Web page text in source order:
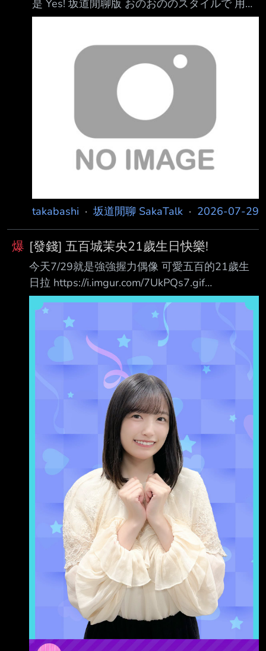
是 Yes! 坂道閒聊版 おのおののスタイルで 用各
自不同的風格 ようこそ これからいいとこ 歡迎
www) Yes! Yes! Yes! SakaTaaaaaaaaaaaalk!
https://i.meee.com.tw/m3Zv1Bt.jpg 聊坂道就對
了嘛 要偷渡啥開閉的 這裡不喜歡咩 但說真的 貴
老師您最近開的課 其實都蠻無聊的 人數這東西
阿不就看運營或唱片公司怎麼安排 啥人數都嘛
好 細水長流
takabashi · 坂道閒聊 SakaTalk · 2026-07-29
爆 [發錢] 五百城茉央21歲生日快樂!
今天7/29就是強強握力偶像 可愛五百的21歲生
日拉 https://i.imgur.com/7UkPQs7.gif
https://imgur.com/jV6Rg3F.jpg
https://imgur.com/FCdVpua.jpg 去年生日沒多久
就公佈了參演出演了indigo la End 15周年的紀念
影片 episode1 https://youtu.be/IFyVsfL4KtQ?
si=imjvQfhAdu_fdS7G episode2
https://youtu.be/QwPb4mrAFy0?